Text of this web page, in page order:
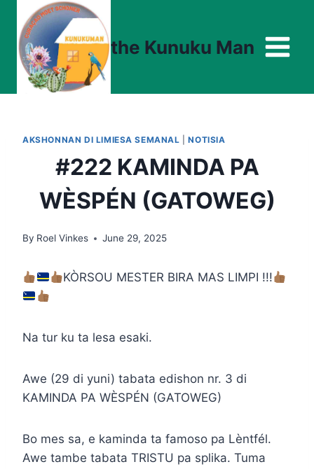
content
the Kunuku Man
AKSHONNAN DI LIMIESA SEMANAL |NOTISIA
#222 KAMINDA PA
WÈSPÉN (GATOWEG)
By Roel Vinkes June 29, 2025
KÒRSOU MESTER BIRA MAS LIMPI !!!
Na tur ku ta lesa esaki.
Awe (29 di yuni) tabata edishon nr. 3 di
KAMINDA PA WÈSPÉN (GATOWEG)
Bo mes sa, e kaminda ta famoso pa Lèntfél.
Awe tambe tabata TRISTU pa splika. Tuma